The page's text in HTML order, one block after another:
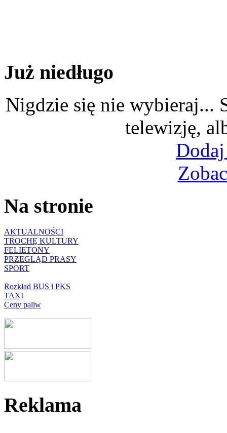
Już niedługo
Nigdzie się nie wybieraj...
telewizję,
Na stronie
AKTUALNOŚCI
TROCHĘ KULTURY
FELIETONY
PRZEGLĄD PRASY
SPORT
Rozkład BUS i PKS
TAXI
Ceny paliw
Reklama